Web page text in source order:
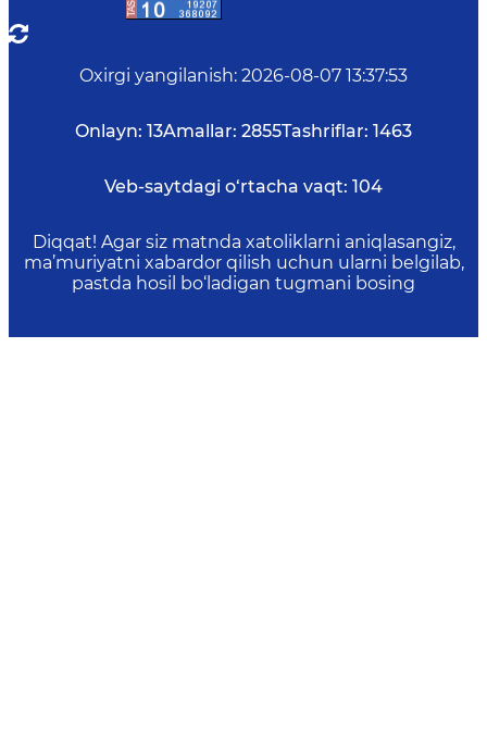
Oxirgi yangilanish: 2026-08-07 13:37:53
Onlayn: 13Amallar: 2855Tashriflar: 1463
Veb-saytdagi o‘rtacha vaqt: 104
Diqqat! Agar siz matnda xatoliklarni aniqlasangiz,
ma’muriyatni xabardor qilish uchun ularni belgilab,
pastda hosil bo‘ladigan tugmani bosing